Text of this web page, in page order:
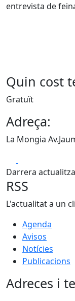
entrevista de
Quin cost
Gratuït
Adreça:
La Mongia
Darrera
RSS
L'actualitat a un
Agenda
Avisos
Notícies
Publicacions
Adreces i